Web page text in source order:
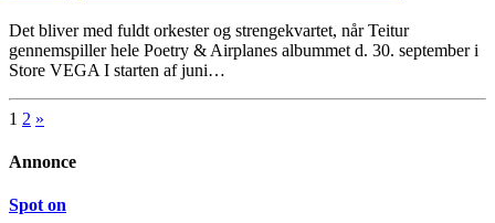
Det bliver med fuldt orkester og strengekvartet, når Teitur
gennemspiller hele Poetry & Airplanes albummet d. 30. september i
Store VEGA I starten af juni…
1 2 »
Annonce
Spot on